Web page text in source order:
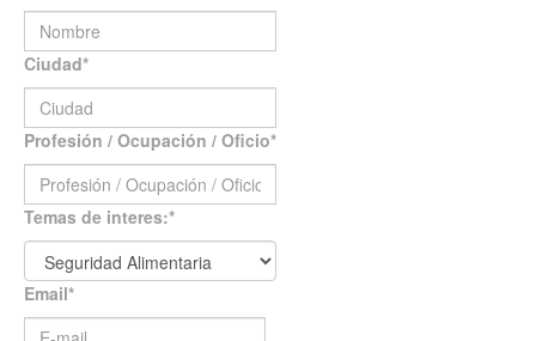
Ciudad*
Profesión / Ocupación / Oficio*
Temas de interes:*
Email*